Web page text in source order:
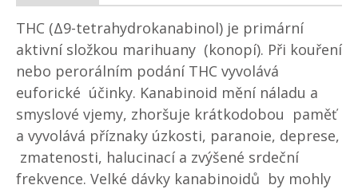
THC (Δ9-tetrahydrokanabinol) je primární
aktivní složkou marihuany (konopí). Při kouření
nebo perorálním podání THC vyvolává
euforické účinky. Kanabinoid mění náladu a
smyslové vjemy, zhoršuje krátkodobou paměť
a vyvolává příznaky úzkosti, paranoie, deprese,
zmatenosti, halucinací a zvýšené srdeční
frekvence. Velké dávky kanabinoidů by mohly